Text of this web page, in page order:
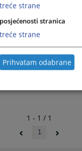
1 - 1 / 1
1
strane
stranica
strane
Prihvatam odabrane